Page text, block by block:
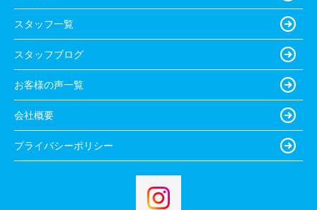
スタッフ一覧
スタッフブログ
お客様の声一覧
会社概要
プライバシーポリシー